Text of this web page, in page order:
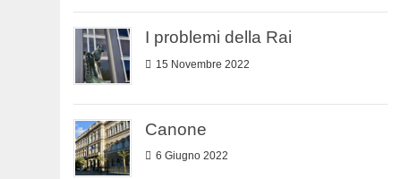
I problemi della Rai
15 Novembre 2022
Canone
6 Giugno 2022